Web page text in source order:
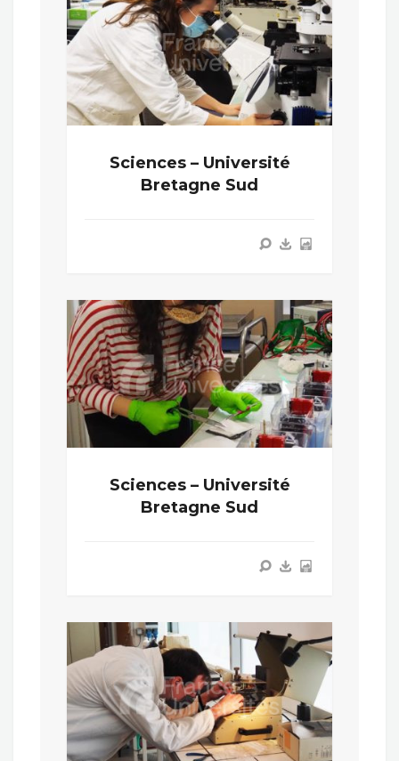
Sciences – Université
Bretagne Sud
Sciences – Université
Bretagne Sud